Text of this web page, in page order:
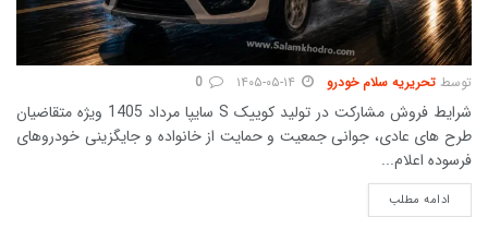
توسط تحریریه سلام خودرو
شرایط فروش مشارکت در تولید کوییک S سایپا مرداد 1405 ویژه متقاضیان
طرح های عادی، جوانی جمعیت و حمایت از خانواده و جایگزینی خودروهای
فرسوده اعلام...
ادامه مطلبDETAILS